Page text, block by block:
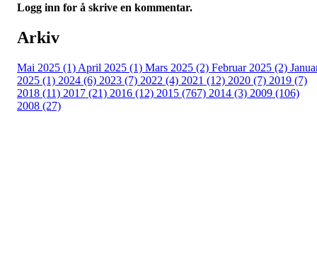
Logg inn for å skrive en kommentar.
Arkiv
Mai 2025 (1) April 2025 (1) Mars 2025 (2) Februar 2025 (2)
2025 (1) 2024 (6) 2023 (7) 2022 (4) 2021 (12) 2020 (7) 2019 (7)
2018 (11) 2017 (21) 2016 (12) 2015 (767) 2014 (3) 2009 (106)
2008 (27)